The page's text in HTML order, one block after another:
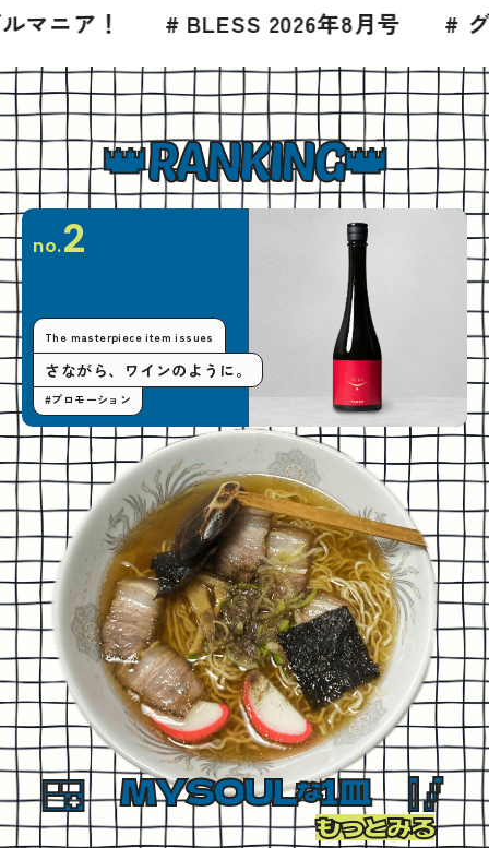
号 # グルメ # 高山 # 高山の飲屋
RANKING
no.2
The masterpiece item issues
さながら、ワインのように。
#プロモーション
MYSOULな1皿
もっとみる